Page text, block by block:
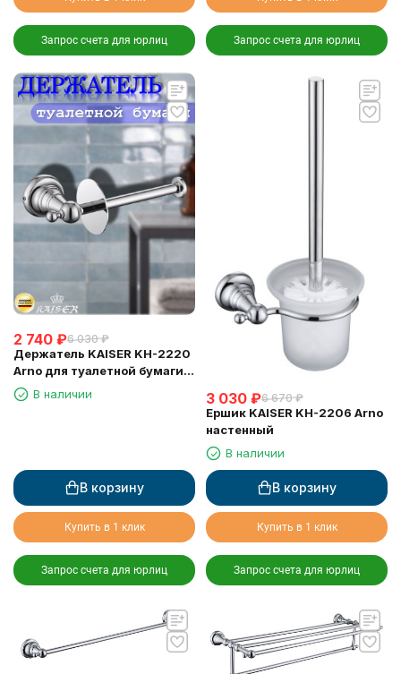
Запрос счета для юрлиц Запрос счета для юрлиц
2 740 ₽6 030 ₽
Держатель KAISER KH-2220
Arno для туалетной бумаги,
настенный
В наличии
В корзину
Купить в 1 клик
Запрос счета для юрлиц
3 030 ₽6 670 ₽
Ершик KAISER KH-2206 Arno
настенный
В наличии
В корзину
Купить в 1 клик
Запрос счета для юрлиц